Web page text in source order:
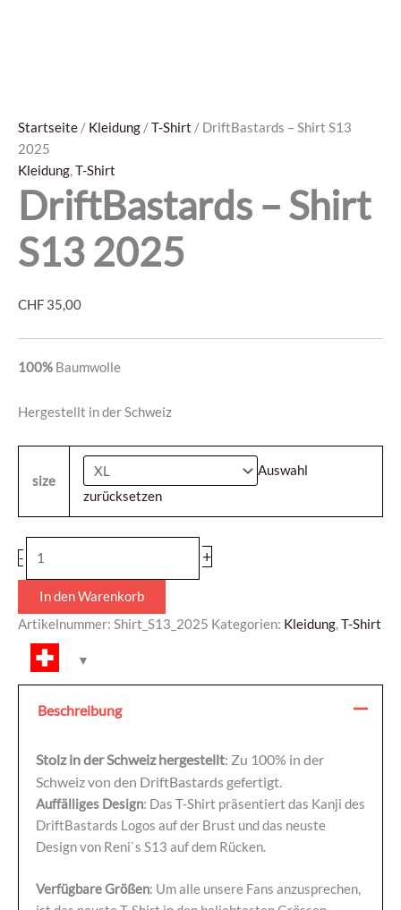
Startseite / Kleidung /T-Shirt / DriftBastards – Shirt S13
2025
Kleidung,T-Shirt
DriftBastards – Shirt
S13 2025
CHF 35,00
100% Baumwolle
Hergestellt in der Schweiz
size
Auswahl
zurücksetzen
- +
In den Warenkorb
Artikelnummer: Shirt_S13_2025 Kategorien: Kleidung,T-Shirt
Beschreibung
Stolz in der Schweiz hergestellt: Zu 100% in der
Schweiz von den DriftBastards gefertigt.
Auffälliges Design: Das T-Shirt präsentiert das Kanji des
DriftBastards Logos auf der Brust und das neuste
Design von Reni`s S13 auf dem Rücken.
Verfügbare Größen: Um alle unsere Fans anzusprechen,